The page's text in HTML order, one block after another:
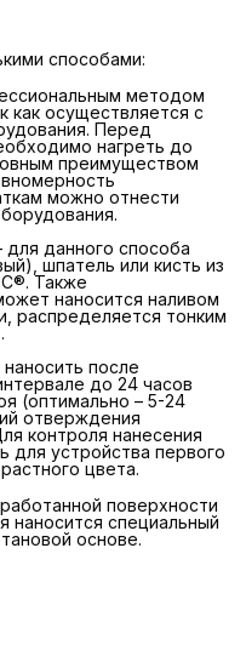
способами:
методом
как осуществляется с
Перед
нагреть до
преимуществом
можно отнести
для данного способа
шпатель или кисть из
Также
наносится наливом
распределяется тонким
после
до 24 часов
(оптимально – 5-24
отверждения
контроля нанесения
для устройства первого
цвета.
поверхности
наносится специальный
основе.